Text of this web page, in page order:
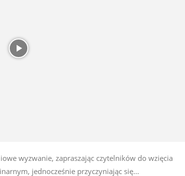
wyzwanie, zapraszając czytelników do wzięcia
jednocześnie przyczyniając się...